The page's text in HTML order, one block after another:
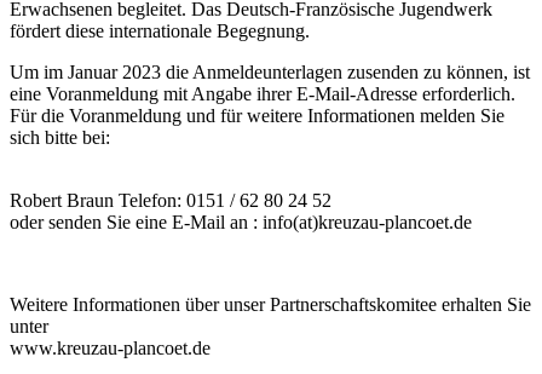
Erwachsenen begleitet. Das Deutsch-Französische Jugendwerk
fördert diese internationale Begegnung.
Um im Januar 2023 die Anmeldeunterlagen zusenden zu können, ist
eine Voranmeldung mit Angabe ihrer E-Mail-Adresse erforderlich.
Für die Voranmeldung und für weitere Informationen melden Sie
sich bitte bei:
Robert Braun Telefon: 0151 / 62 80 24 52
oder senden Sie eine E-Mail an : info(at)kreuzau-plancoet.de
Weitere Informationen über unser Partnerschaftskomitee erhalten Sie
unter
www.kreuzau-plancoet.de